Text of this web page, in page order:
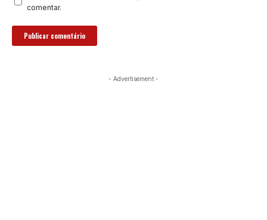
comentar.
- Advertisement -